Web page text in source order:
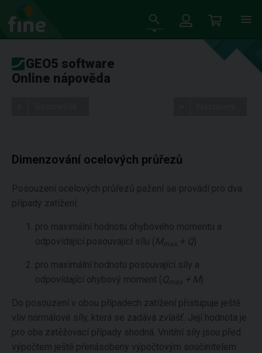
GEO5 software
Online nápověda
Dimenzování ocelových průřezů
Posouzení ocelových průřezů pažení se provádí pro dva
případy zatížení:
pro maximální hodnotu ohybového momentu a
odpovídající posouvající sílu ( Mmax + Q)
pro maximální hodnotu posouvající síly a
odpovídající ohybový moment ( Qmax + M)
Do posouzení v obou případech zatížení přistupuje ještě
vliv normálové síly, která se zadává zvlášť. Její hodnota je
pro oba zatěžovací případy shodná. Vnitřní síly jsou před
výpočtem ještě přenásobeny výpočtovým součinitelem